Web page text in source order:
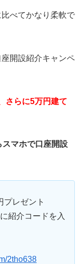
べてかなり柔軟で
開設紹介キャンペ
さらに5万円建て
マホで口座開設
プレゼント
紹介コードを入
2tho638